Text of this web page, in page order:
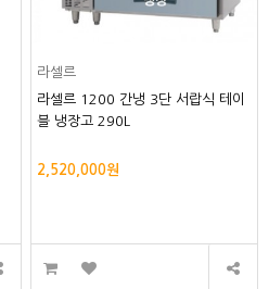
라셀르
라셀르 1200 간냉 3단 서랍식 테이
블 냉장고 290L
2,520,000원